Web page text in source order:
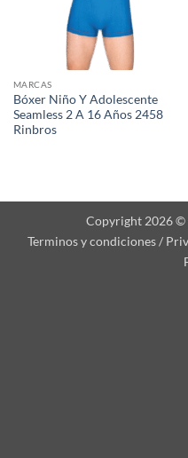
MARCAS
Bóxer Niño Y Adolescente
Seamless 2 A 16 Años 2458
Rinbros
Copyright 2026 ©
Terminos y condiciones /